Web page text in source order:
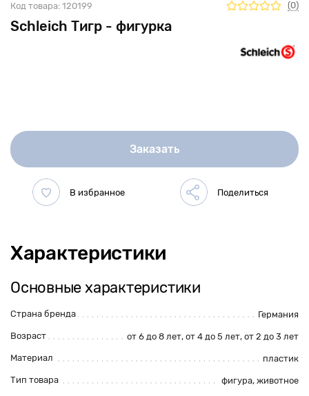
Schleich Тигр - фигурка
Код товара: 120199 (0)
Заказать
Характеристики
Основные характеристики
Страна бренда Германия
Возраст от 6 до 8 лет, от 4 до 5 лет, от 2 до 3 лет
Материал пластик
Тип товара фигура, животное